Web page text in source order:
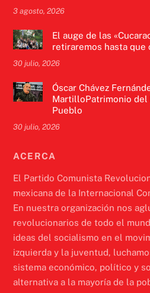
3 agosto, 2026
El auge de las
retiraremos hasta que
30 julio, 2026
Óscar Chávez
MartilloPatrimonio del
Pueblo
30 julio, 2026
ACERCA
El Partido Comunista
mexicana de la Internacional
En nuestra organización nos
revolucionarios de todo el
ideas del socialismo en el
izquierda y la juventud,
sistema económico, político y
alternativa a la mayoría de la